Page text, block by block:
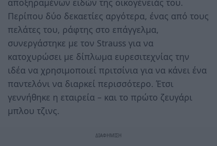
Περίπου δύο δεκαετίες αργότερα, ένας από τους
πελάτες του, ράφτης στο επάγγελμα,
συνεργάστηκε με τον Strauss για να
κατοχυρώσει με δίπλωμα ευρεσιτεχνίας την
ιδέα να χρησιμοποιεί πριτσίνια για να κάνει ένα
παντελόνι να διαρκεί περισσότερο. Έτσι
γεννήθηκε η εταιρεία – και το πρώτο ζευγάρι
μπλου τζινς.